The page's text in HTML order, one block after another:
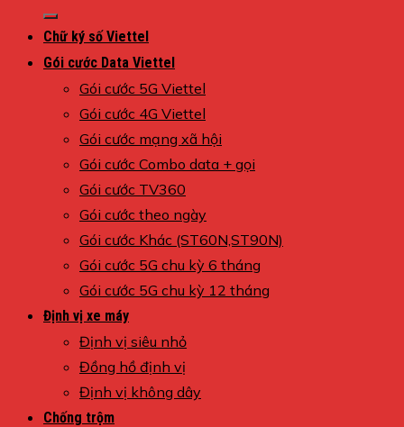
kiếm:
Chữ ký số Viettel
Gói cước Data Viettel
Gói cước 5G Viettel
Gói cước 4G Viettel
Gói cước mạng xã hội
Gói cước Combo data + gọi
Gói cước TV360
Gói cước theo ngày
Gói cước Khác (ST60N,ST90N)
Gói cước 5G chu kỳ 6 tháng
Gói cước 5G chu kỳ 12 tháng
Định vị xe máy
Định vị siêu nhỏ
Đồng hồ định vị
Định vị không dây
Chống trộm